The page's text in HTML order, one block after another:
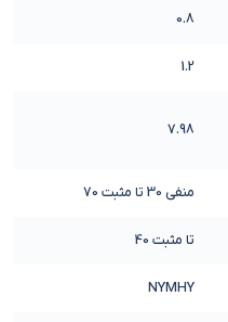
0.8
1.2
7.98
منفی 30 تا مثبت 70
تا مثبت 40
NYMHY